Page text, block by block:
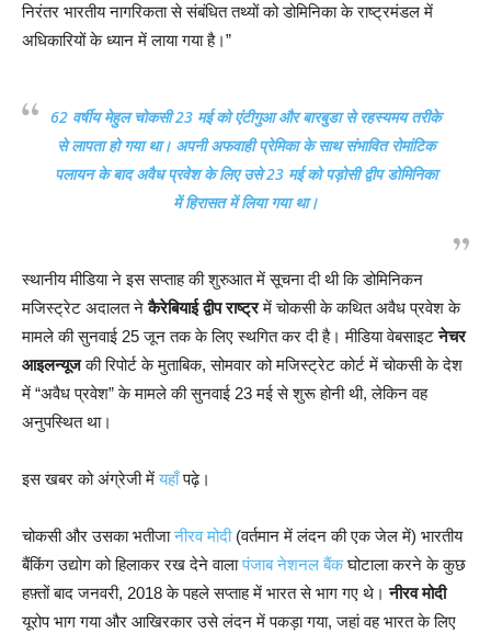
निरंतर भारतीय नागरिकता से संबंधित तथ्यों को डोमिनिका के राष्ट्रमंडल में
अधिकारियों के ध्यान में लाया गया है।”
62 वर्षीय मेहुल चोकसी 23 मई को एंटीगुआ और बारबुडा से रहस्यमय तरीके
से लापता हो गया था। अपनी अफवाही प्रेमिका के साथ संभावित रोमांटिक
पलायन के बाद अवैध प्रवेश के लिए उसे 23 मई को पड़ोसी द्वीप डोमिनिका
में हिरासत में लिया गया था।
स्थानीय मीडिया ने इस सप्ताह की शुरुआत में सूचना दी थी कि डोमिनिकन
मजिस्ट्रेट अदालत नेकैरेबियाई द्वीप राष्ट्रमें चोकसी के कथित अवैध प्रवेश के
मामले की सुनवाई 25 जून तक के लिए स्थगित कर दी है। मीडिया वेबसाइटनेचर
आइलन्यूजकी रिपोर्ट के मुताबिक, सोमवार को मजिस्ट्रेट कोर्ट में चोकसी के देश
में “अवैध प्रवेश” के मामले की सुनवाई 23 मई से शुरू होनी थी, लेकिन वह
अनुपस्थित था।
इस खबर को अंग्रेजी मेंयहाँपढ़े।
चोकसी और उसका भतीजानीरव मोदी(वर्तमान में लंदन की एक जेल में) भारतीय
बैंकिंग उद्योग को हिलाकर रख देने वालापंजाब नेशनल बैंकघोटाला करने के कुछ
हफ़्तों बाद जनवरी, 2018 के पहले सप्ताह में भारत से भाग गए थे।नीरव मोदी
यूरोप भाग गया और आखिरकार उसे लंदन में पकड़ा गया, जहां वह भारत के लिए